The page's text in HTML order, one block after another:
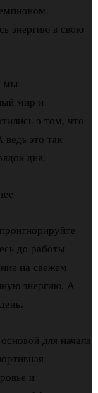
энергию в свою
мы
мир и
о том, что
это так
дня.
до работы
на свежем
энергию. А
для начала
и